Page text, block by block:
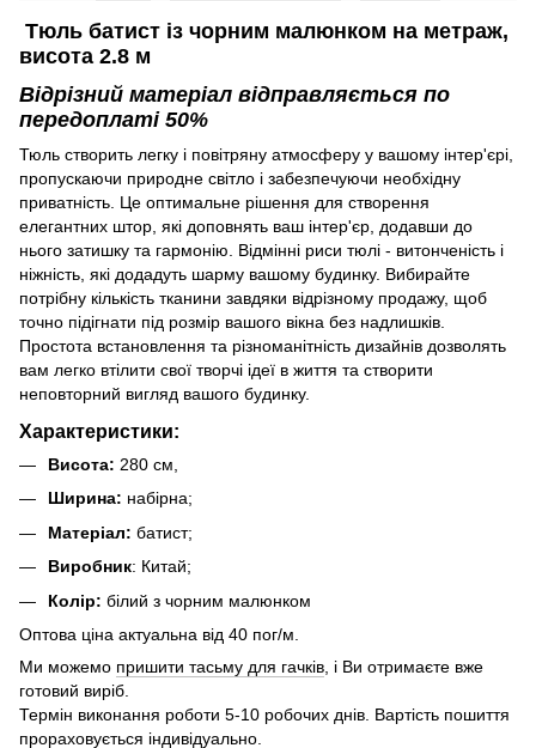
Тюль батист із чорним малюнком на метраж,
висота 2.8 м
Відрізний матеріал відправляється по
передоплаті 50%
Тюль створить легку і повітряну атмосферу у вашому інтер'єрі,
пропускаючи природне світло і забезпечуючи необхідну
приватність. Це оптимальне рішення для створення
елегантних штор, які доповнять ваш інтер'єр, додавши до
нього затишку та гармонію. Відмінні риси тюлі - витонченість і
ніжність, які додадуть шарму вашому будинку. Вибирайте
потрібну кількість тканини завдяки відрізному продажу, щоб
точно підігнати під розмір вашого вікна без надлишків.
Простота встановлення та різноманітність дизайнів дозволять
вам легко втілити свої творчі ідеї в життя та створити
неповторний вигляд вашого будинку.
Характеристики:
Висота: 280 см,
Ширина: набірна;
Матеріал: батист;
Виробник: Китай;
Колір: білий з чорним малюнком
Оптова ціна актуальна від 40 пог/м.
Ми можемо пришити тасьму для гачків , і Ви отримаєте вже
готовий виріб.
Термін виконання роботи 5-10 робочих днів. Вартість пошиття
прораховується індивідуально.